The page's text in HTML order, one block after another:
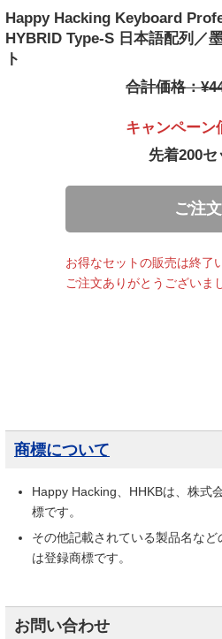
Happy Hacking Keyboard
HYBRID Type-S 日本語配列／
ト
合計価格：
キャンペーン
先着200セ
ご注文
お得なセットの販売は終了
ご注文ありがとうございま
商標について
Happy Hacking、HHKBは、株式
標です。
その他記載されている製品名な
は登録商標です。
お問い合わせ